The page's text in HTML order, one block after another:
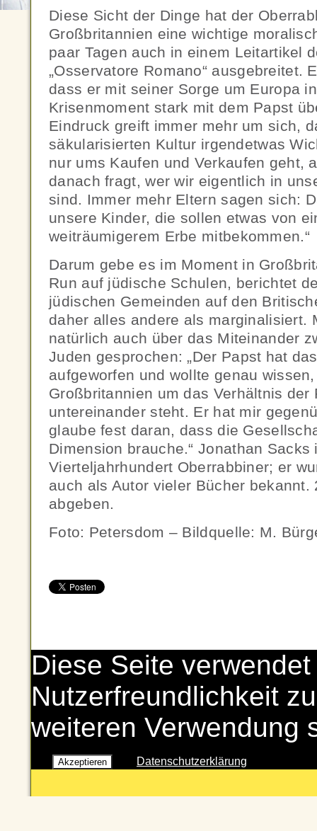
Diese Sicht der Dinge hat der
Großbritannien eine wichtige
paar Tagen auch in einem Leitartikel
„Osservatore Romano“ ausgebreitet.
dass er mit seiner Sorge um Europa
Krisenmoment stark mit dem Papst
Eindruck greift immer mehr um sich,
säkularisierten Kultur irgendetwas
nur ums Kaufen und Verkaufen geht,
danach fragt, wer wir eigentlich in
sind. Immer mehr Eltern sagen sich:
unsere Kinder, die sollen etwas von
weiträumigerem Erbe mitbekommen.“
Darum gebe es im Moment in
Run auf jüdische Schulen, berichtet
jüdischen Gemeinden auf den
daher alles andere als marginalisiert.
natürlich auch über das Miteinander
Juden gesprochen: „Der Papst hat
aufgeworfen und wollte genau
Großbritannien um das Verhältnis der
untereinander steht. Er hat mir
glaube fest daran, dass die
Dimension brauche.“ Jonathan
Vierteljahrhundert Oberrabbiner; er
auch als Autor vieler Bücher bekannt.
abgeben.
Foto: Petersdom – Bildquelle: M.
Diese Seite
Nutzerfreundlichkeit
weiteren Verwendung
Akzeptieren Datenschutzerklärung